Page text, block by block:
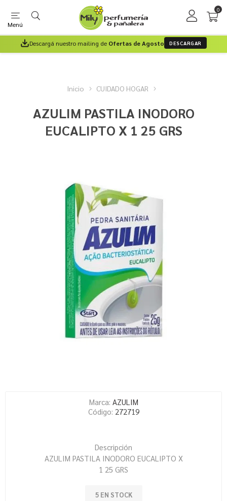
Menú
0
Descargá nuestro mailing de Ofertas de Agosto DESCARGAR
Inicio CUIDADO HOGAR
AZULIM PASTILA INODORO
EUCALIPTO X 1 25 GRS
Marca: AZULIM
Código: 272719
Descripción
AZULIM PASTILA INODORO EUCALIPTO X
1 25 GRS
5 EN STOCK